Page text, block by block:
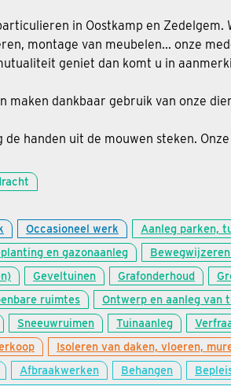
in Oostkamp en
montage van meubelen... onze
geniet dan komt u in
maken dankbaar gebruik van onze
handen uit de mouwen steken.
Occasioneel werk Aanleg parken,
en gazonaanleg
Geveltuinen Grafonderhoud
ruimtes Ontwerp en aanleg van
Sneeuwruimen Tuinaanleg
Isoleren van daken, vloeren,
Afbraakwerken Behangen